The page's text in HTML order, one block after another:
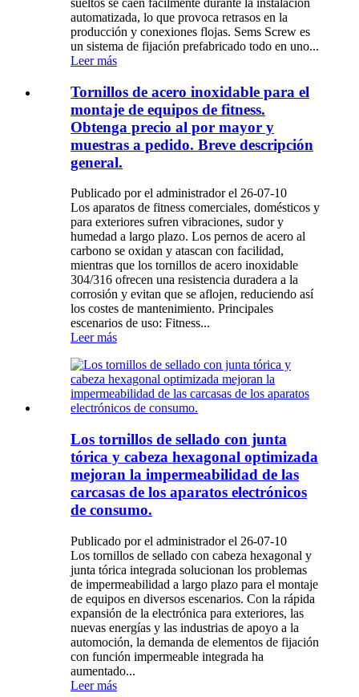
sueltos se caen fácilmente durante la instalación
automatizada, lo que provoca retrasos en la
producción y conexiones flojas. Sems Screw es
un sistema de fijación prefabricado todo en uno...
Leer más
Tornillos de acero inoxidable para el
montaje de equipos de fitness.
Obtenga precio al por mayor y
muestras a pedido. Breve descripción
general.
Publicado por el administrador el 26-07-10
Los aparatos de fitness comerciales, domésticos y
para exteriores sufren vibraciones, sudor y
humedad a largo plazo. Los pernos de acero al
carbono se oxidan y atascan con facilidad,
mientras que los tornillos de acero inoxidable
304/316 ofrecen una resistencia duradera a la
corrosión y evitan que se aflojen, reduciendo así
los costes de mantenimiento. Principales
escenarios de uso: Fitness...
Leer más
Los tornillos de sellado con junta
tórica y cabeza hexagonal optimizada
mejoran la impermeabilidad de las
carcasas de los aparatos electrónicos
de consumo.
Publicado por el administrador el 26-07-10
Los tornillos de sellado con cabeza hexagonal y
junta tórica integrada solucionan los problemas
de impermeabilidad a largo plazo para el montaje
de equipos en diversos escenarios. Con la rápida
expansión de la electrónica para exteriores, las
nuevas energías y las industrias de apoyo a la
automoción, la demanda de elementos de fijación
con función impermeable integrada ha
aumentado...
Leer más